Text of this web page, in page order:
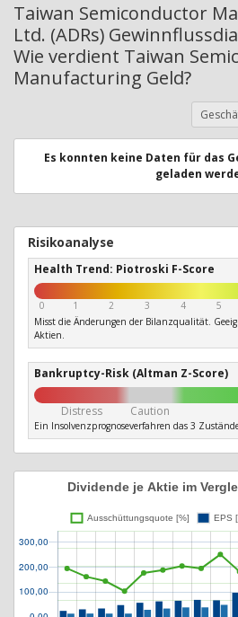
Taiwan Semiconductor
Ltd. (ADRs)
Wie verdient Taiwan
Manufacturing Geld?
Es konnten keine Daten für das
geladen
Risikoanalyse
Health Trend: Piotroski F-Score
0 1 2 3 4 5
Misst die Änderungen der Bilanzqualität.
Aktien.
Bankruptcy-Risk (Altman Z-Score)
Distress Caution
Ein Insolvenzprognoseverfahren das 3